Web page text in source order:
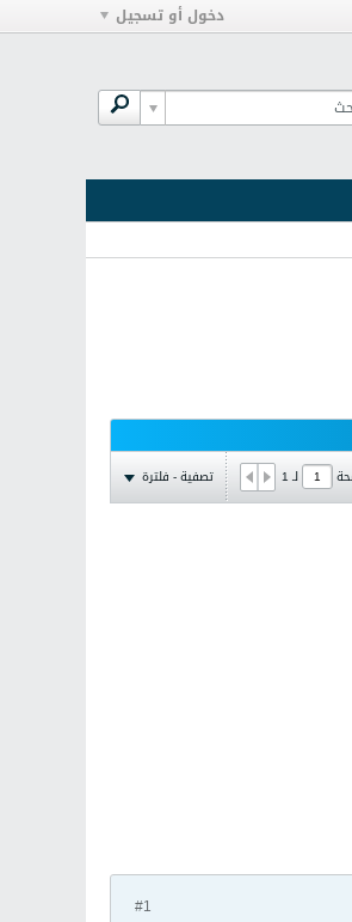
دخول أو تسجيل
لـ1 تصفية - فلترة
#1